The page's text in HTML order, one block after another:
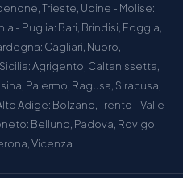
Trieste, Udine - Molise:
- Puglia: Bari, Brindisi, Foggia,
Cagliari, Nuoro,
Agrigento, Caltanissetta,
Palermo, Ragusa, Siracusa,
Adige: Bolzano, Trento - Valle
Belluno, Padova, Rovigo,
Vicenza